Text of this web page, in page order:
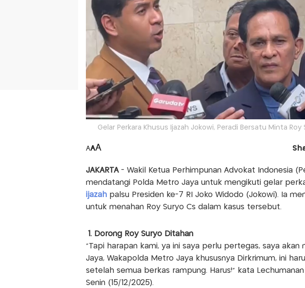
Gelar Perkara Khusus Ijazah Jokowi, Peradi Bersatu Minta Roy
AAA
JAKARTA- Wakil Ketua Perhimpunan Advokat Indonesia
mendatangi Polda Metro Jaya untuk mengikuti gelar
ijazah palsu Presiden ke-7 RI Joko Widodo (Jokowi). Ia
untuk menahan Roy Suryo Cs dalam kasus tersebut.
1. Dorong Roy Suryo Ditahan
“Tapi harapan kami, ya ini saya perlu pertegas, saya
Jaya, Wakapolda Metro Jaya khususnya Dirkrimum, ini
setelah semua berkas rampung. Harus!” kata
Senin (15/12/2025).